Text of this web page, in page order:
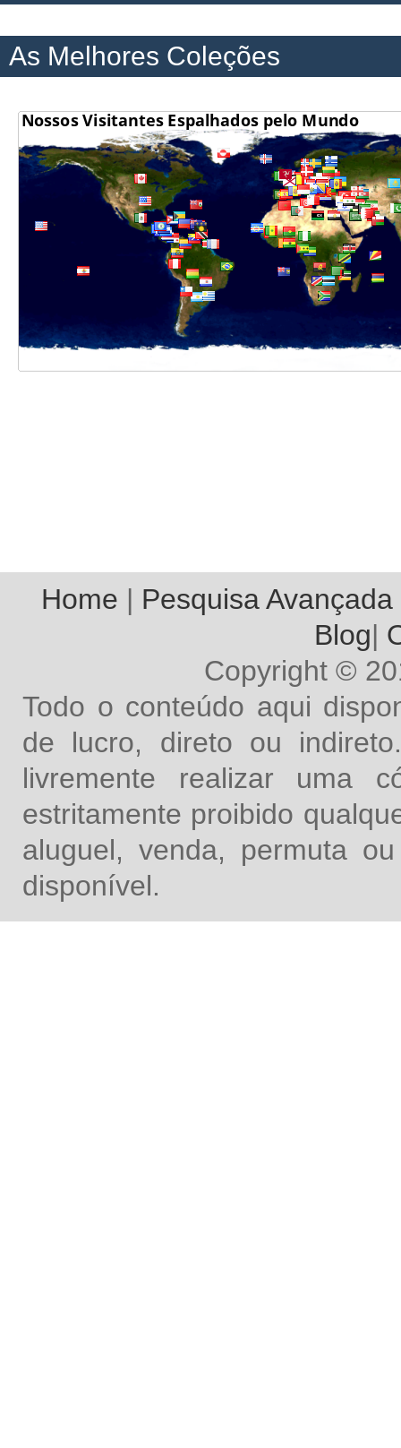
As Melhores Coleções
Home | Pesquisa Avançada
Blog|
Copyright ©
Todo o conteúdo aqui
de lucro, direto ou
livremente realizar uma
estritamente proibido
aluguel, venda, permuta
disponível.